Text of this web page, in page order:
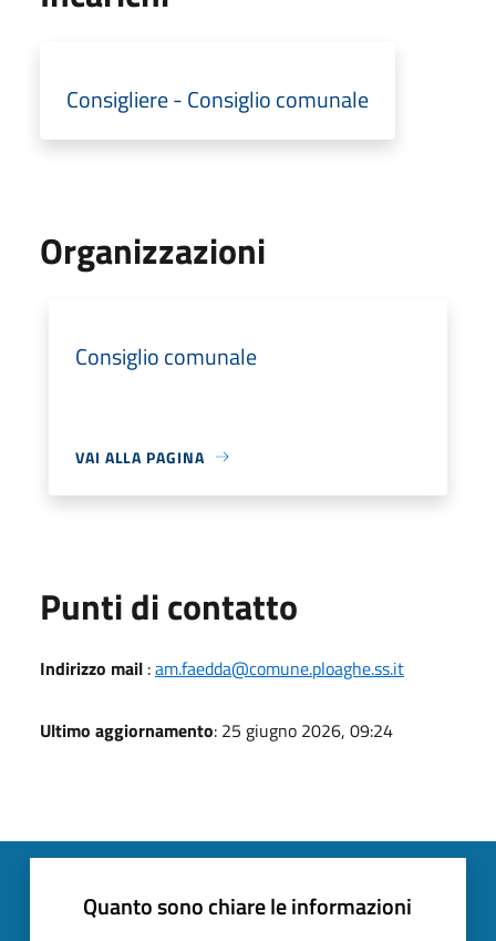
Consigliere - Consiglio comunale
Organizzazioni
Consiglio comunale
VAI ALLA PAGINA
Punti di contatto
Indirizzo mail :am.faedda@comune.ploaghe.ss.it
Ultimo aggiornamento: 25 giugno 2026, 09:24
Quanto sono chiare le informazioni